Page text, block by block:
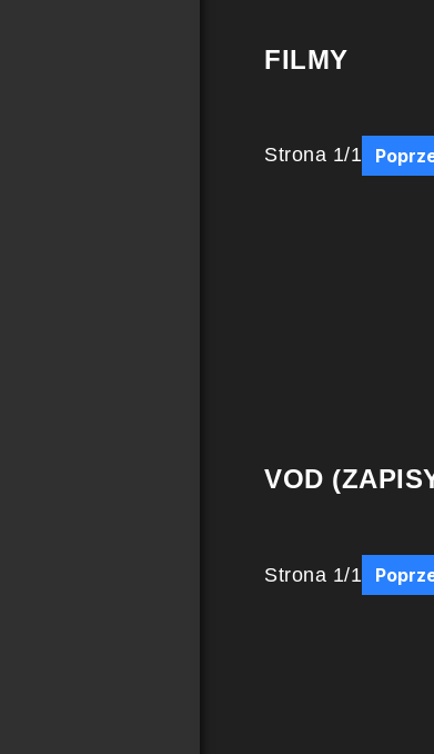
FILMY
Strona 1/1
VOD
Strona 1/1